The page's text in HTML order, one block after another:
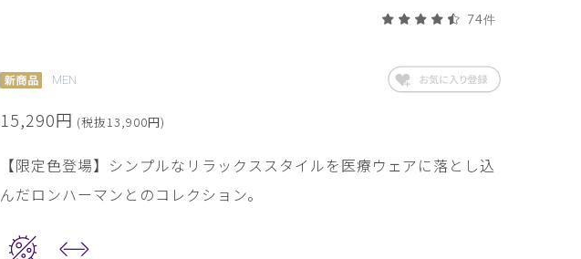
74件
MEN
15,290円 (税抜13,900円)
【限定色登場】シンプルなリラックススタイルを医療ウェアに落とし込
んだロンハーマンとのコレクション。